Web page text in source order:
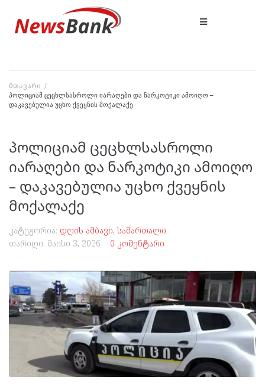
მთავარი /
პოლიციამ ცეცხლსასროლი იარაღები და ნარკოტიკი ამოიღო –
დაკავებულია უცხო ქვეყნის მოქალაქე
პოლიციამ ცეცხლსასროლი
იარაღები და ნარკოტიკი ამოიღო
– დაკავებულია უცხო ქვეყნის
მოქალაქე
კატეგორია: დღის ამბავი, სამართალი
თარიღი: მაისი 3, 2026 0 კომენტარი